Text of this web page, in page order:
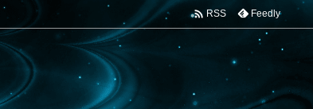
 RSS Feedly